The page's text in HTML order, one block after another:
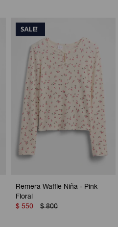
Remera Waffle Niña - Pink
Floral
$ 550 $ 800